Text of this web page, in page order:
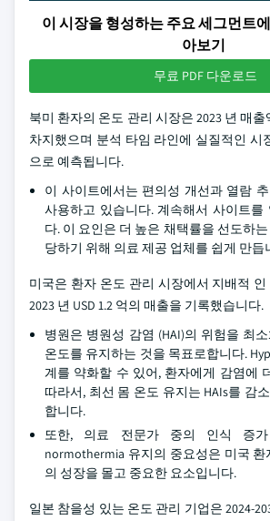
이 시장을 형성하는 주요 세그먼트
아보기
무료 PDF 다운로드
북미 환자의 온도 관리 시장은 2023 년 매출
차지했으며 분석 타임 라인에 실질적인 시
으로 예측됩니다.
이 사이트에서는 편의성 개선과 열람
사용하고 있습니다. 계속해서 사이트를
다. 이 요인은 더 높은 채택률을 선도하
당하기 위해 의료 제공 업체를 쉽게 만듭
미국은 환자 온도 관리 시장에서 지배적
2023 년 USD 1.2 억의 매출을 기록했습니다.
병원은 병원성 감염 (HAI)의 위험을 최
온도를 유지하는 것을 목표로합니다.
계를 약화할 수 있어, 환자에게 감염에
따라서, 최선 몸 온도 유지는 HAIs를 감
합니다.
또한, 의료 전문가 중의 인식 증
normothermia 유지의 중요성은 미국 환
의 성장을 몰고 중요한 요소입니다.
일본 참을성 있는 온도 관리 기업은 2024-